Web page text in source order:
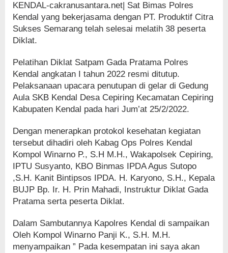
KENDAL-cakranusantara.net| Sat Bimas Polres
Kendal yang bekerjasama dengan PT. Produktif Citra
Sukses Semarang telah selesai melatih 38 peserta
Diklat.
Pelatihan Diklat Satpam Gada Pratama Polres
Kendal angkatan I tahun 2022 resmi ditutup.
Pelaksanaan upacara penutupan di gelar di Gedung
Aula SKB Kendal Desa Cepiring Kecamatan Cepiring
Kabupaten Kendal pada hari Jum’at 25/2/2022.
Dengan menerapkan protokol kesehatan kegiatan
tersebut dihadiri oleh Kabag Ops Polres Kendal
Kompol Winarno P., S.H M.H., Wakapolsek Cepiring,
IPTU Susyanto, KBO Binmas IPDA Agus Sutopo
,S.H. Kanit Bintipsos IPDA. H. Karyono, S.H., Kepala
BUJP Bp. Ir. H. Prin Mahadi, Instruktur Diklat Gada
Pratama serta peserta Diklat.
Dalam Sambutannya Kapolres Kendal di sampaikan
Oleh Kompol Winarno Panji K., S.H. M.H.
menyampaikan ” Pada kesempatan ini saya akan